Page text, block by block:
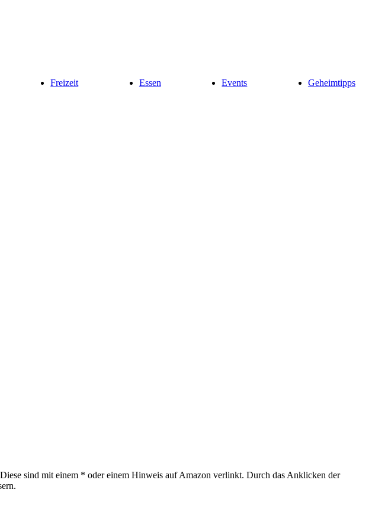
Freizeit Essen Events
Geheimtipps
sind mit einem * oder einem Hinweis auf Amazon verlinkt. Durch das Anklicken der